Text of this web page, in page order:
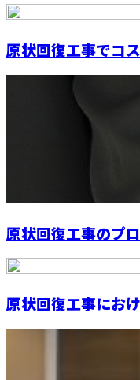
原状回復工事でコ
原状回復工事のプ
原状回復工事にお